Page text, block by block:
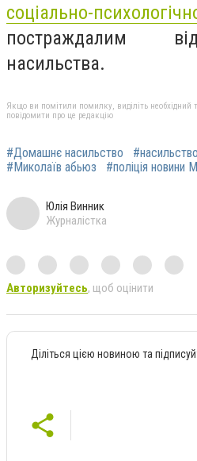
соціально-
постраждалим
насильства.
Якщо ви помітили помилку, виділіть необхідний
повідомити про це редакцію
#Домашнє насильство
#Миколаїв абьюз
#поліція новини
Юлія Винник
Журналістка
Авторизуйтесь, щоб оцінити
Діліться цією новиною та